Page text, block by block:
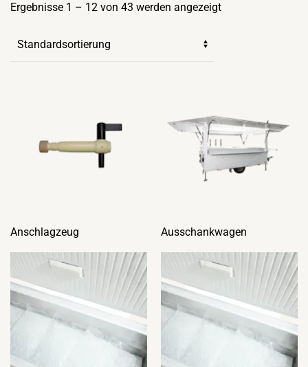
Ergebnisse 1 – 12 von 43 werden angezeigt
Anschlagzeug Ausschankwagen